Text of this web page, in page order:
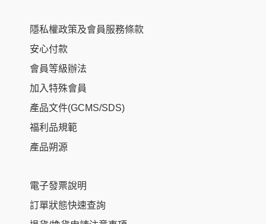
隱私權政策及會員服務條款
安心付款
會員等級辦法
加入特殊會員
產品文件(GCMS/SDS)
福利品規範
產品朔源
電子發票說明
訂單狀態快速查詢